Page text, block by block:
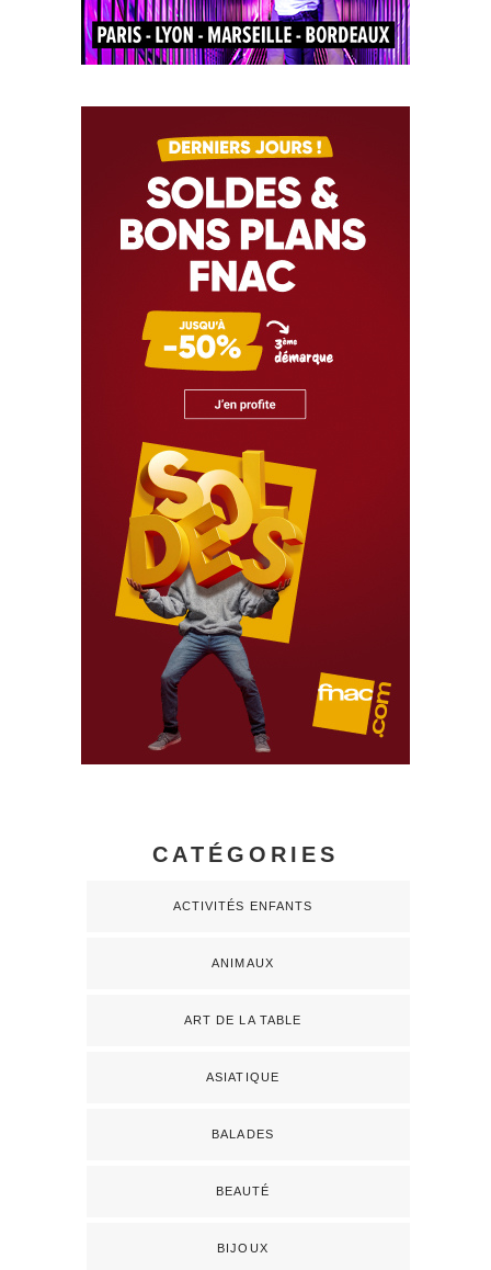
CATÉGORIES
ACTIVITÉS ENFANTS
ANIMAUX
ART DE LA TABLE
ASIATIQUE
BALADES
BEAUTÉ
BIJOUX